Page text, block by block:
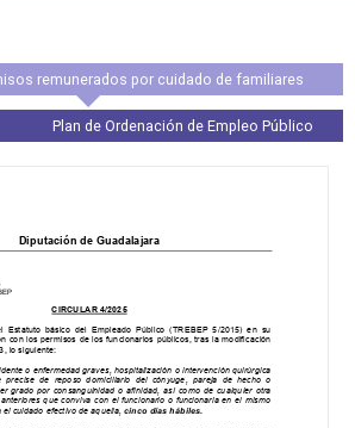
remunerados por cuidado de familiares
Plan de Ordenación de Empleo Público